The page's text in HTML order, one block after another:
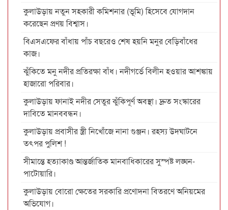
কুলাউড়ায় নতুন সহকারী কমিশনার (ভূমি) হিসেবে যোগদান
করেছেন প্রণয় বিশ্বাস।
বিএসএফের বাঁধায় পাঁচ বছরেও শেষ হয়নি মনুর বেড়িবাঁধের
কাজ।
ঝুঁকিতে মনু নদীর প্রতিরক্ষা বাঁধ। নদীগর্ভে বিলীন হওয়ার আশঙ্কায়
হাজারো পরিবার।
কুলাউড়ায় ফানাই নদীর সেতুর ঝুঁকিপূর্ণ অবস্থা। দ্রুত সংস্কারের
দাবিতে মানববন্ধন।
কুলাউড়ায় প্রবাসীর স্ত্রী নিখোঁজে নানা গুঞ্জন। রহস্য উদঘাটনে
তৎপর পুলিশ !
সীমান্তে হত্যাকাণ্ড আন্তর্জাতিক মানবাধিকারের সুস্পষ্ট লঙ্ঘন-
পাটোয়ারি।
কুলাউড়ায় বোরো ক্ষেতের সরকারি প্রণোদনা বিতরণে অনিয়মের
অভিযোগ।